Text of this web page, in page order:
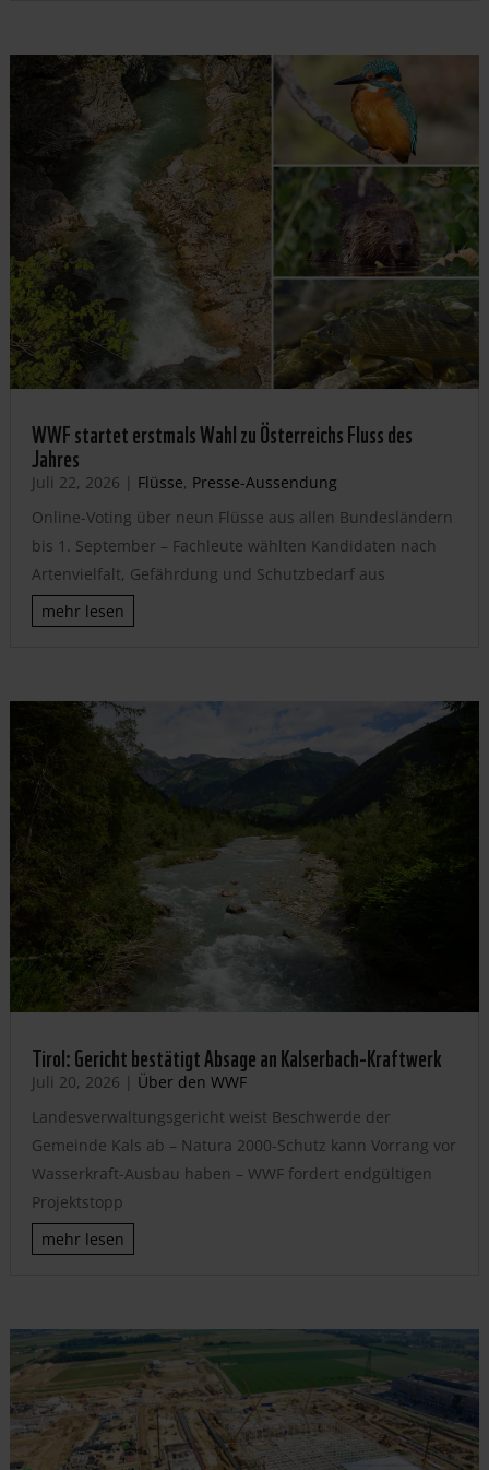
WWF startet erstmals Wahl zu Österreichs Fluss des
Jahres
Juli 22, 2026 | Flüsse, Presse-Aussendung
Online-Voting über neun Flüsse aus allen Bundesländern
bis 1. September – Fachleute wählten Kandidaten nach
Artenvielfalt, Gefährdung und Schutzbedarf aus
mehr lesen
Tirol: Gericht bestätigt Absage an Kalserbach-Kraftwerk
Juli 20, 2026 | Über den WWF
Landesverwaltungsgericht weist Beschwerde der
Gemeinde Kals ab – Natura 2000-Schutz kann Vorrang vor
Wasserkraft-Ausbau haben – WWF fordert endgültigen
Projektstopp
mehr lesen